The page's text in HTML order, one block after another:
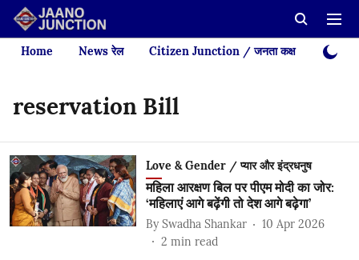
Home News रेल Citizen Junction / जनता कक्ष Videos
reservation Bill
Love & Gender / प्यार और इंद्रधनुष
महिला आरक्षण बिल पर पीएम मोदी का जोर:
‘महिलाएं आगे बढ़ेंगी तो देश आगे बढ़ेगा’
By Swadha Shankar
10 Apr 2026
2 min read